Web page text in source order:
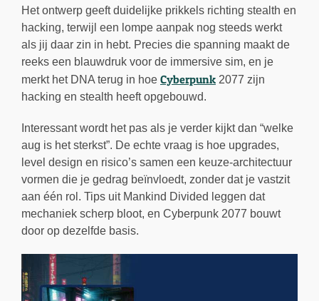
Het ontwerp geeft duidelijke prikkels richting stealth en
hacking, terwijl een lompe aanpak nog steeds werkt
als jij daar zin in hebt. Precies die spanning maakt de
reeks een blauwdruk voor de immersive sim, en je
merkt het DNA terug in hoe Cyberpunk 2077 zijn
hacking en stealth heeft opgebouwd.
Interessant wordt het pas als je verder kijkt dan “welke
aug is het sterkst”. De echte vraag is hoe upgrades,
level design en risico’s samen een keuze-architectuur
vormen die je gedrag beïnvloedt, zonder dat je vastzit
aan één rol. Tips uit Mankind Divided leggen dat
mechaniek scherp bloot, en Cyberpunk 2077 bouwt
door op dezelfde basis.